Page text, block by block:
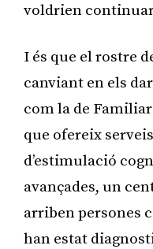
voldrien
I és que el rostre
canviant en els
com la de
que ofereix
d’estimulació
avançades, un
arriben persones
han estat